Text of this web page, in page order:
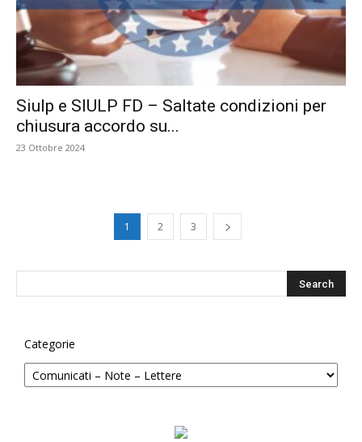
Siulp e SIULP FD – Saltate condizioni per
chiusura accordo su...
23 Ottobre 2024
1 2 3
Categorie